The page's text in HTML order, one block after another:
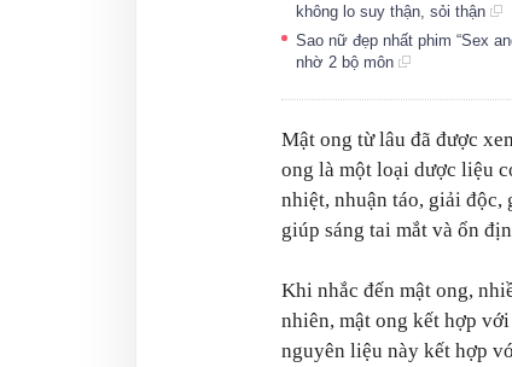
không lo suy thận, sỏi thận
Sao nữ đẹp nhất phim “Sex
nhờ 2 bộ môn
Mật ong từ lâu đã được
ong là một loại dược liệu
nhiệt, nhuận táo, giải độc,
giúp sáng tai mắt và ổn
Khi nhắc đến mật ong,
nhiên, mật ong kết hợp
nguyên liệu này kết hợp